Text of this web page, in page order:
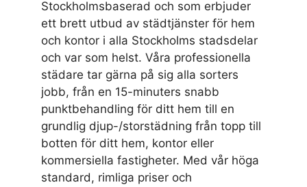
Stockholmsbaserad och som erbjuder
ett brett utbud av städtjänster för hem
och kontor i alla Stockholms stadsdelar
och var som helst. Våra professionella
städare tar gärna på sig alla sorters
jobb, från en 15-minuters snabb
punktbehandling för ditt hem till en
grundlig djup-/storstädning från topp till
botten för ditt hem, kontor eller
kommersiella fastigheter. Med vår höga
standard, rimliga priser och